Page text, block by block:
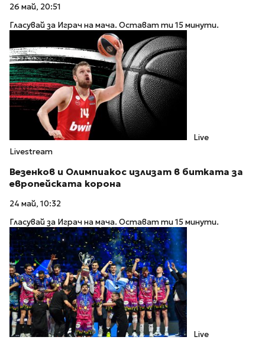
26 май, 20:51
Гласувай за Играч на мача. Остават ти 15 минути.
Live
Livestream
Везенков и Олимпиакос излизат в битката за
европейската корона
24 май, 10:32
Гласувай за Играч на мача. Остават ти 15 минути.
Live